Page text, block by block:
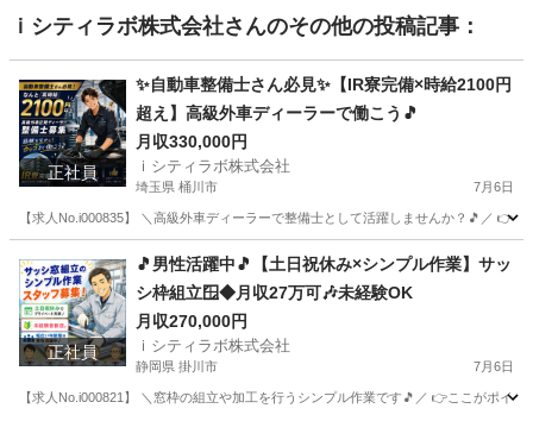
ｉシティラボ株式会社さんのその他の投稿記事：
正社員
✨自動車整備士さん必見✨【IR寮完備×時給2100円
超え】高級外車ディーラーで働こう🎵
月収330,000円
ｉシティラボ株式会社
埼玉県 桶川市 7月6日
【求人No.i000835】 ＼高級外車ディーラーで整備士として活躍しませんか？🎵／ 👉
その他 ディーラー
正社員
🎵男性活躍中🎵【土日祝休み×シンプル作業】サッ
シ枠組立🪟◆月収27万可🎶未経験OK
月収270,000円
ｉシティラボ株式会社
静岡県 掛川市 7月6日
【求人No.i000821】 ＼窓枠の組立や加工を行うシンプル作業です🎵／ 👉ここがポイ